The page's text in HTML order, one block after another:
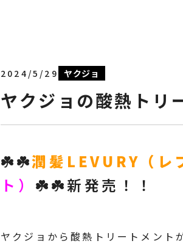
2024/5/29 ヤクジョ
ヤクジョの酸熱トリ
☘️☘️潤髪LEVURY（レ
ト） ☘️☘️新発売！！
ヤクジョから酸熱トリートメント